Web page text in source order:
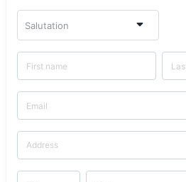
Salutation